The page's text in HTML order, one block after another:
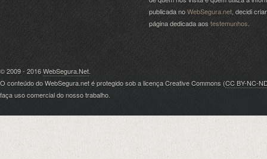
publicada noWebSegura.net , decidi
página dedicada aos testemunhos
© 2009 - 2016WebSegura.Net.
O conteúdo do WebSegura.net é protegido sob a licença Creative Commons (CC BY-NC-
faça uso comercial do nosso trabalho.